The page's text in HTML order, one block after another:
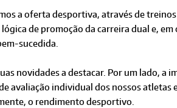
a oferta desportiva, através de
de promoção da carreira dual e,
sucedida.
novidades a destacar. Por um lado, a
individual dos nossos atletas
o rendimento desportivo.